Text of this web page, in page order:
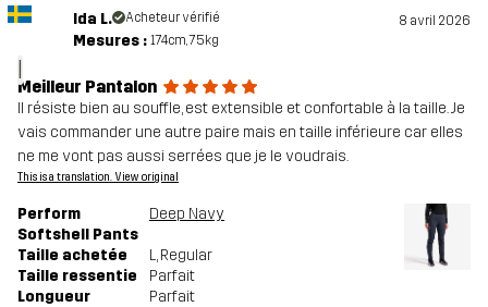
I
Ida L. Acheteur vérifié 8 avril 2026
Mesures : 174cm, 75kg
Meilleur Pantalon
Il résiste bien au souffle, est extensible et confortable à la taille. Je
vais commander une autre paire mais en taille inférieure car elles
ne me vont pas aussi serrées que je le voudrais.
This is a translation. View original
Perform
Softshell Pants
Deep Navy
Taille achetée L, Regular
Taille ressentie
Parfait
Longueur
Parfait